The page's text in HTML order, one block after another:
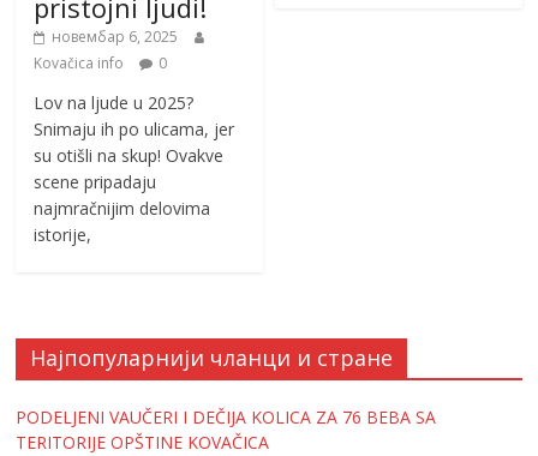
pristojni ljudi!
новембар 6, 2025
Kovačica info
0
Lov na ljude u 2025?
Snimaju ih po ulicama, jer
su otišli na skup! Ovakve
scene pripadaju
najmračnijim delovima
istorije,
Најпопуларнији чланци и стране
PODELJENI VAUČERI I DEČIJA KOLICA ZA 76 BEBA SA
TERITORIJE OPŠTINE KOVAČICA